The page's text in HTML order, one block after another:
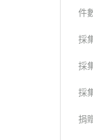
件
採
採
採
捐